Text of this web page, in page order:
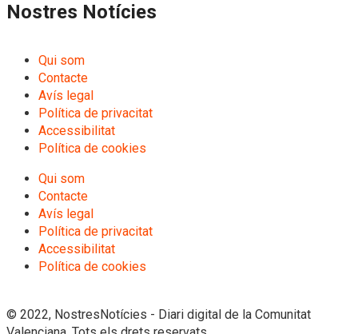
Nostres Notícies
Qui som
Contacte
Avís legal
Política de privacitat
Accessibilitat
Política de cookies
Qui som
Contacte
Avís legal
Política de privacitat
Accessibilitat
Política de cookies
© 2022, NostresNotícies - Diari digital de la Comunitat